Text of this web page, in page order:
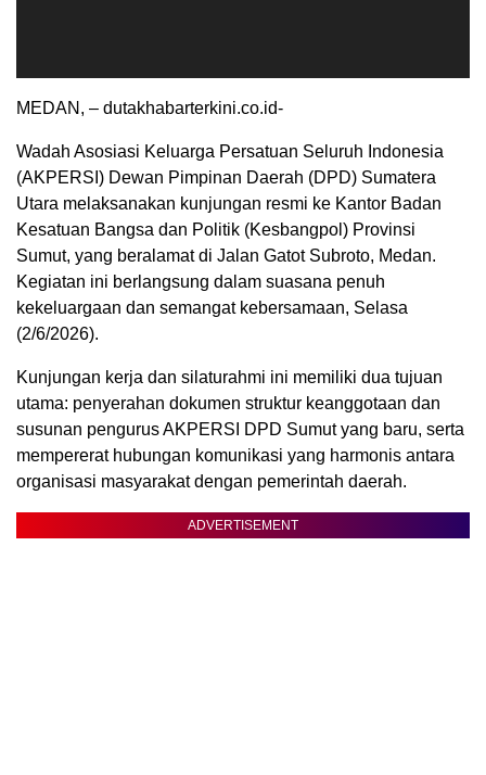
MEDAN, – dutakhabarterkini.co.id-
Wadah Asosiasi Keluarga Persatuan Seluruh Indonesia
(AKPERSI) Dewan Pimpinan Daerah (DPD) Sumatera
Utara melaksanakan kunjungan resmi ke Kantor Badan
Kesatuan Bangsa dan Politik (Kesbangpol) Provinsi
Sumut, yang beralamat di Jalan Gatot Subroto, Medan.
Kegiatan ini berlangsung dalam suasana penuh
kekeluargaan dan semangat kebersamaan, Selasa
(2/6/2026).
Kunjungan kerja dan silaturahmi ini memiliki dua tujuan
utama: penyerahan dokumen struktur keanggotaan dan
susunan pengurus AKPERSI DPD Sumut yang baru, serta
mempererat hubungan komunikasi yang harmonis antara
organisasi masyarakat dengan pemerintah daerah.
ADVERTISEMENT